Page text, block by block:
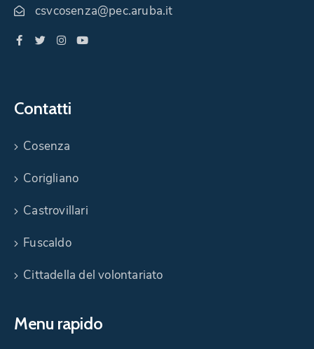
csvcosenza@pec.aruba.it
Contatti
Cosenza
Corigliano
Castrovillari
Fuscaldo
Cittadella del volontariato
Menu rapido